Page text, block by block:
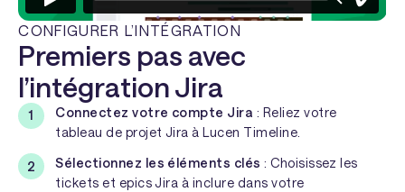
CONFIGURER L’INTÉGRATION
Premiers pas avec
l’intégration Jira
Connectez votre compte Jira : Reliez votre
tableau de projet Jira à Lucen Timeline.
Sélectionnez les éléments clés : Choisissez les
tickets et epics Jira à inclure dans votre